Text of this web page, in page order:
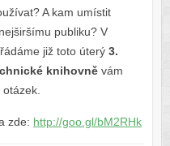
A kam umístit
publiku? V
již toto úterý 3.
knihovněvám
zde: http://goo.gl/bM2RHk